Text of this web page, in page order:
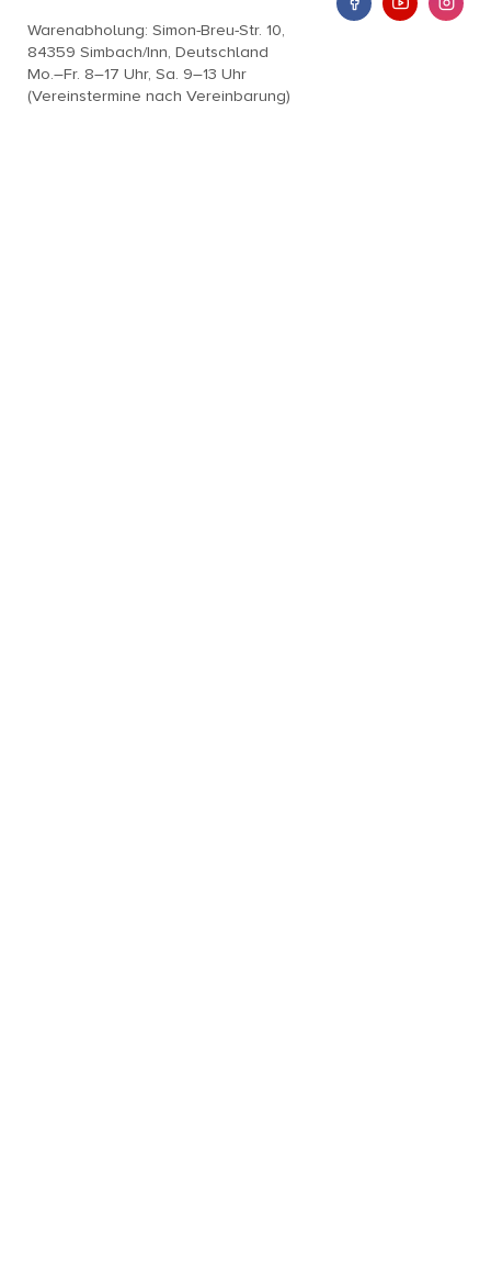
Warenabholung: Simon-Breu-Str. 10,
84359 Simbach/Inn, Deutschland
Mo.–Fr. 8–17 Uhr, Sa. 9–13 Uhr
(Vereinstermine nach Vereinbarung)